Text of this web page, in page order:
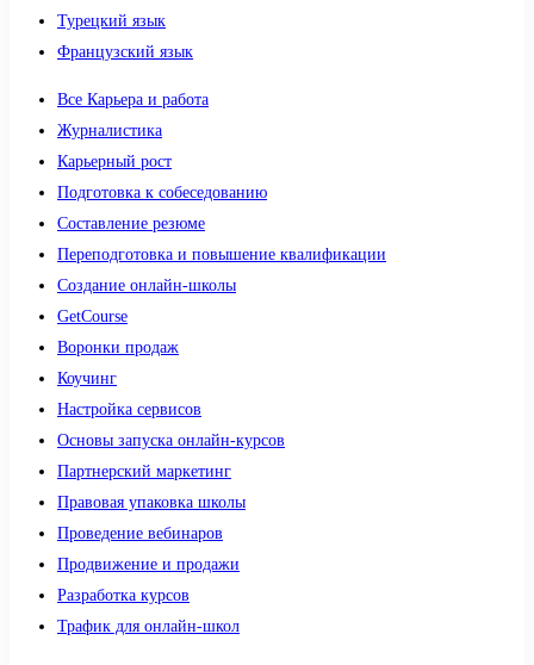
Турецкий язык
Французский язык
Все Карьера и работа
Журналистика
Карьерный рост
Подготовка к собеседованию
Составление резюме
Переподготовка и повышение квалификации
Создание онлайн-школы
GetCourse
Воронки продаж
Коучинг
Настройка сервисов
Основы запуска онлайн-курсов
Партнерский маркетинг
Правовая упаковка школы
Проведение вебинаров
Продвижение и продажи
Разработка курсов
Трафик для онлайн-школ